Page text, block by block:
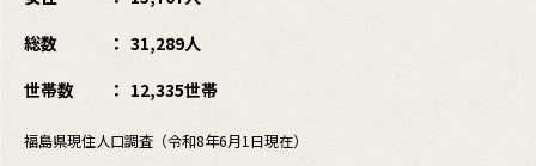
総数
31,289人
世帯数
12,335世帯
福島県現住人口調査（令和8年6月1日現在）